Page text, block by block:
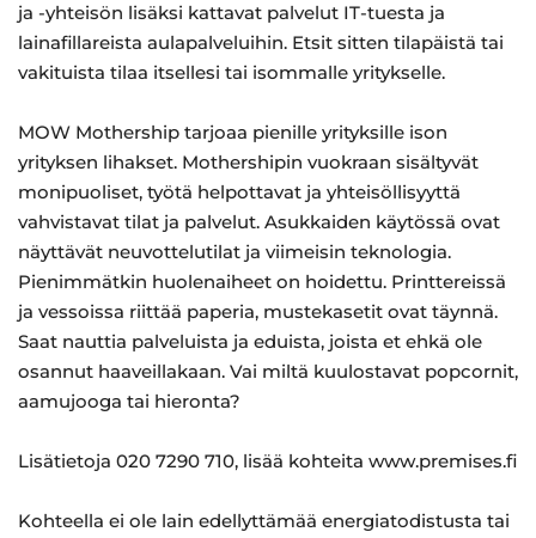
ja -yhteisön lisäksi kattavat palvelut IT-tuesta ja
lainafillareista aulapalveluihin. Etsit sitten tilapäistä tai
vakituista tilaa itsellesi tai isommalle yritykselle.
MOW Mothership tarjoaa pienille yrityksille ison
yrityksen lihakset. Mothershipin vuokraan sisältyvät
monipuoliset, työtä helpottavat ja yhteisöllisyyttä
vahvistavat tilat ja palvelut. Asukkaiden käytössä ovat
näyttävät neuvottelutilat ja viimeisin teknologia.
Pienimmätkin huolenaiheet on hoidettu. Printtereissä
ja vessoissa riittää paperia, mustekasetit ovat täynnä.
Saat nauttia palveluista ja eduista, joista et ehkä ole
osannut haaveillakaan. Vai miltä kuulostavat popcornit,
aamujooga tai hieronta?
Lisätietoja 020 7290 710, lisää kohteita www.premises.fi
Kohteella ei ole lain edellyttämää energiatodistusta tai